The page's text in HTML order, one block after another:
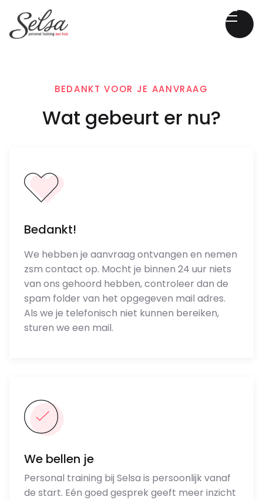
BEDANKT VOOR JE AANVRAAG
Wat gebeurt er nu?
Bedankt!
We hebben je aanvraag ontvangen en nemen
zsm contact op. Mocht je binnen 24 uur niets
van ons gehoord hebben, controleer dan de
spam folder van het opgegeven mail adres.
Als we je telefonisch niet kunnen bereiken,
sturen we een mail.
We bellen je
Personal training bij Selsa is persoonlijk vanaf
de start. Eén goed gesprek geeft meer inzicht